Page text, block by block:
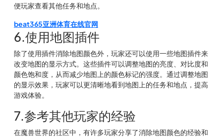
便玩家查看其他任务和地点。
beat365亚洲体育在线官网
6.使用地图插件
除了使用插件消除地图颜色外，玩家还可以使用一些地图插件来
改变地图的显示方式。这些插件可以调整地图的亮度、对比度和
颜色饱和度，从而减少地图上的颜色标记的强度。通过调整地图
的显示效果，玩家可以更清晰地看到地图上的任务和地点，提高
游戏体验。
7.参考其他玩家的经验
在魔兽世界的社区中，有许多玩家分享了消除地图颜色的经验和